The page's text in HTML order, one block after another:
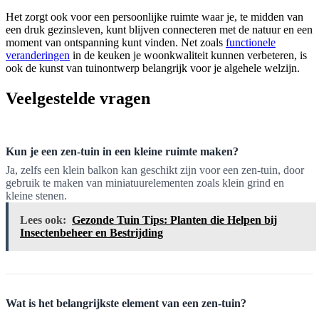
Het zorgt ook voor een persoonlijke ruimte waar je, te midden van
een druk gezinsleven, kunt blijven connecteren met de natuur en een
moment van ontspanning kunt vinden. Net zoals functionele
veranderingen in de keuken je woonkwaliteit kunnen verbeteren, is
ook de kunst van tuinontwerp belangrijk voor je algehele welzijn.
Veelgestelde vragen
Kun je een zen-tuin in een kleine ruimte maken?
Ja, zelfs een klein balkon kan geschikt zijn voor een zen-tuin, door
gebruik te maken van miniatuurelementen zoals klein grind en
kleine stenen.
Lees ook: Gezonde Tuin Tips: Planten die Helpen bij
Insectenbeheer en Bestrijding
Wat is het belangrijkste element van een zen-tuin?